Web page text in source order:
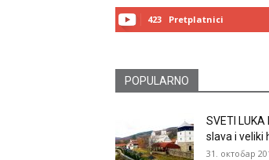
423 Pretplatnici
POPULARNO
SVETI LUKA
slava i veliki
31. октобар